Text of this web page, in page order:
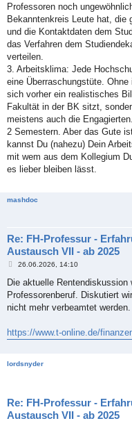
Professoren noch
Bekanntenkreis Leute hat, die
und die Kontaktdaten dem
das Verfahren dem
verteilen.
3. Arbeitsklima: Jede
eine Überraschungstüte.
sich vorher ein realistisches
Fakultät in der BK sitzt,
meistens auch die
2 Semestern. Aber das Gute
kannst Du (nahezu) Dein
mit wem aus dem Kollegium
es lieber bleiben lässt.
mashdoc
Re: FH-Professur -
Austausch VII - ab 2025
B
i
r
a
26.06.2026, 14:10
Die aktuelle
Professorenberuf. Diskutiert
nicht mehr verbeamtet werden.
https://www.t-online.de/
lordsnyder
Re: FH-Professur -
Austausch VII - ab 2025